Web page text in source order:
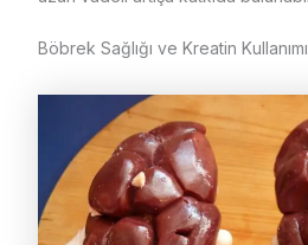
Böbrek Sağlığı ve Kreatin Kullanımı